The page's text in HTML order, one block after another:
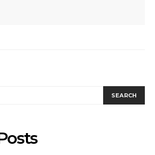
SEARCH